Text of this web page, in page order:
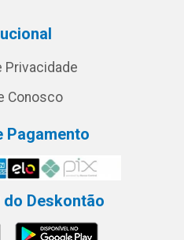
Privacidade
Conosco
Pagamento
do Deskontão